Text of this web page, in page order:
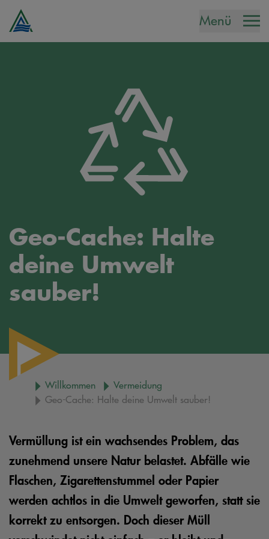
Menü
Geo-Cache: Halte
deine Umwelt
sauber!
Willkommen
Vermeidung
Geo-Cache: Halte deine Umwelt sauber!
Vermüllung ist ein wachsendes Problem, das
zunehmend unsere Natur belastet. Abfälle wie
Flaschen, Zigarettenstummel oder Papier
werden achtlos in die Umwelt geworfen, statt sie
korrekt zu entsorgen. Doch dieser Müll